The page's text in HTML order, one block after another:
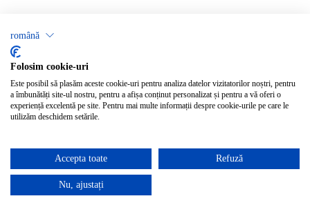
română
Folosim cookie-uri
Este posibil să plasăm aceste cookie-uri pentru analiza datelor vizitatorilor noștri, pentru
a îmbunătăți site-ul nostru, pentru a afișa conținut personalizat și pentru a vă oferi o
experiență excelentă pe site. Pentru mai multe informații despre cookie-urile pe care le
utilizăm deschidem setările.
Accepta toate Refuză
Nu, ajustați